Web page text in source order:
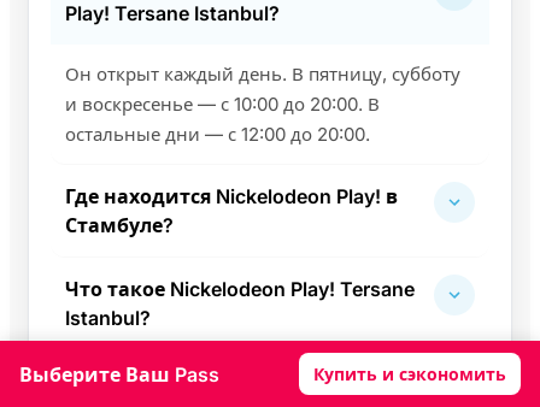
Play! Tersane Istanbul?
Он открыт каждый день. В пятницу, субботу
и воскресенье — с 10:00 до 20:00. В
остальные дни — с 12:00 до 20:00.
Где находится Nickelodeon Play! в
Стамбуле?
Что такое Nickelodeon Play! Tersane
Istanbul?
Подходит ли Nickelodeon Play! для
Выберите Ваш Pass Купить и сэкономить